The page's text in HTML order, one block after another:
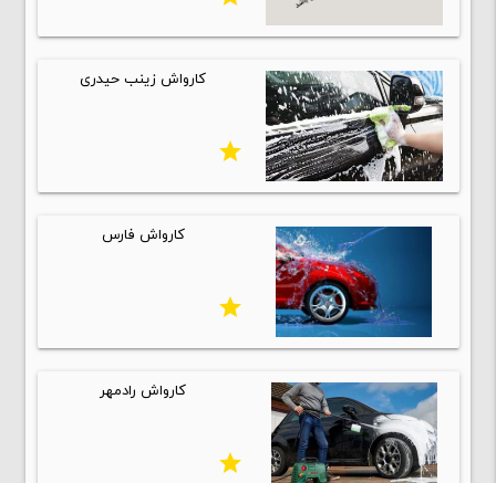
کارواش زینب حیدری
star
کارواش فارس
star
کارواش رادمهر
star